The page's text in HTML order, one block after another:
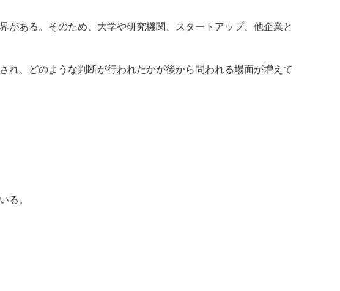
ある。そのため、大学や研究機関、スタートアップ、他企業と
、どのような判断が行われたかが後から問われる場面が増えて
る。